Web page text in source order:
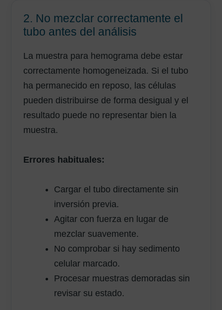
2. No mezclar correctamente el
tubo antes del análisis
La muestra para hemograma debe estar
correctamente homogeneizada. Si el tubo
ha permanecido en reposo, las células
pueden distribuirse de forma desigual y el
resultado puede no representar bien la
muestra.
Errores habituales:
Cargar el tubo directamente sin
inversión previa.
Agitar con fuerza en lugar de
mezclar suavemente.
No comprobar si hay sedimento
celular marcado.
Procesar muestras demoradas sin
revisar su estado.